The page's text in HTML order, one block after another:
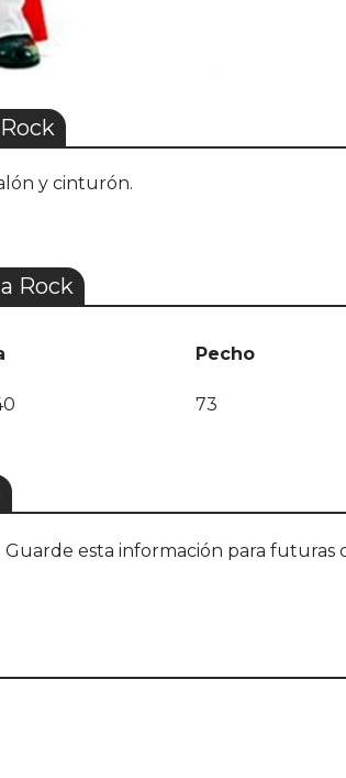
y cinturón.
Rock
Pecho
73
esta información para futuras